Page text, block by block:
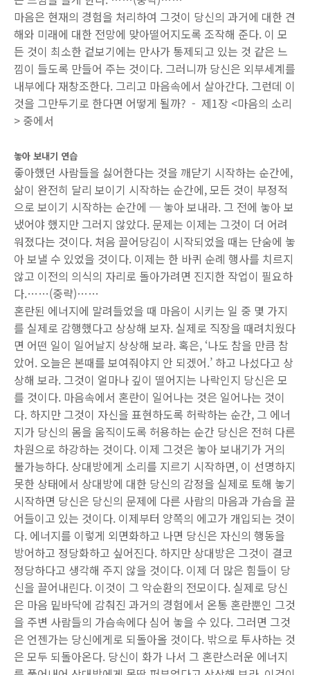
마음은 현재의 경험을 처리하여 그것이 당신의 과거에 대한 견
해와 미래에 대한 전망에 맞아떨어지도록 조작해 준다. 이 모
든 것이 최소한 겉보기에는 만사가 통제되고 있는 것 같은 느
낌이 들도록 만들어 주는 것이다. 그러니까 당신은 외부세계를
내부에다 재창조한다. 그리고 마음속에서 살아간다. 그런데 이
것을 그만두기로 한다면 어떻게 될까? - 제1장 <마음의 소리
> 중에서
놓아 보내기 연습
좋아했던 사람들을 싫어한다는 것을 깨닫기 시작하는 순간에,
삶이 완전히 달리 보이기 시작하는 순간에, 모든 것이 부정적
으로 보이기 시작하는 순간에 ─ 놓아 보내라. 그 전에 놓아 보
냈어야 했지만 그러지 않았다. 문제는 이제는 그것이 더 어려
워졌다는 것이다. 처음 끌어당김이 시작되었을 때는 단숨에 놓
아 보낼 수 있었을 것이다. 이제는 한 바퀴 순례 행사를 치르지
않고 이전의 의식의 자리로 돌아가려면 진지한 작업이 필요하
다.……(중략)……
혼란된 에너지에 말려들었을 때 마음이 시키는 일 중 몇 가지
를 실제로 감행했다고 상상해 보자. 실제로 직장을 때려치웠다
면 어떤 일이 일어날지 상상해 보라. 혹은, ‘나도 참을 만큼 참
았어. 오늘은 본때를 보여줘야지 안 되겠어.’ 하고 나섰다고 상
상해 보라. 그것이 얼마나 깊이 떨어지는 나락인지 당신은 모
를 것이다. 마음속에서 혼란이 일어나는 것은 일어나는 것이
다. 하지만 그것이 자신을 표현하도록 허락하는 순간, 그 에너
지가 당신의 몸을 움직이도록 허용하는 순간 당신은 전혀 다른
차원으로 하강하는 것이다. 이제 그것은 놓아 보내기가 거의
불가능하다. 상대방에게 소리를 지르기 시작하면, 이 선명하지
못한 상태에서 상대방에 대한 당신의 감정을 실제로 토해 놓기
시작하면 당신은 당신의 문제에 다른 사람의 마음과 가슴을 끌
어들이고 있는 것이다. 이제부터 양쪽의 에고가 개입되는 것이
다. 에너지를 이렇게 외면화하고 나면 당신은 자신의 행동을
방어하고 정당화하고 싶어진다. 하지만 상대방은 그것이 결코
정당하다고 생각해 주지 않을 것이다. 이제 더 많은 힘들이 당
신을 끌어내린다. 이것이 그 악순환의 전모이다. 실제로 당신
은 마음 밑바닥에 감춰진 과거의 경험에서 온통 혼란뿐인 그것
을 주변 사람들의 가슴속에다 심어 놓을 수 있다. 그러면 그것
은 언젠가는 당신에게로 되돌아올 것이다. 밖으로 투사하는 것
은 모두 되돌아온다. 당신이 화가 나서 그 혼란스러운 에너지